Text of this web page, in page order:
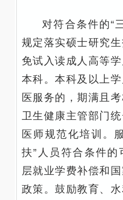
对符合条件的“
规定落实硕士研究生
免试入读成人高等
本科。本科及以上
医服务的，期满且
卫生健康主管部门
医师规范化培训。
扶”人员符合条件的
层就业学费补偿和
政策。鼓励教育、水